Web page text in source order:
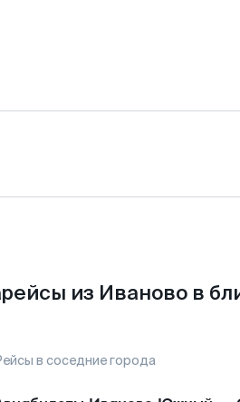
из Иваново в
в соседние города